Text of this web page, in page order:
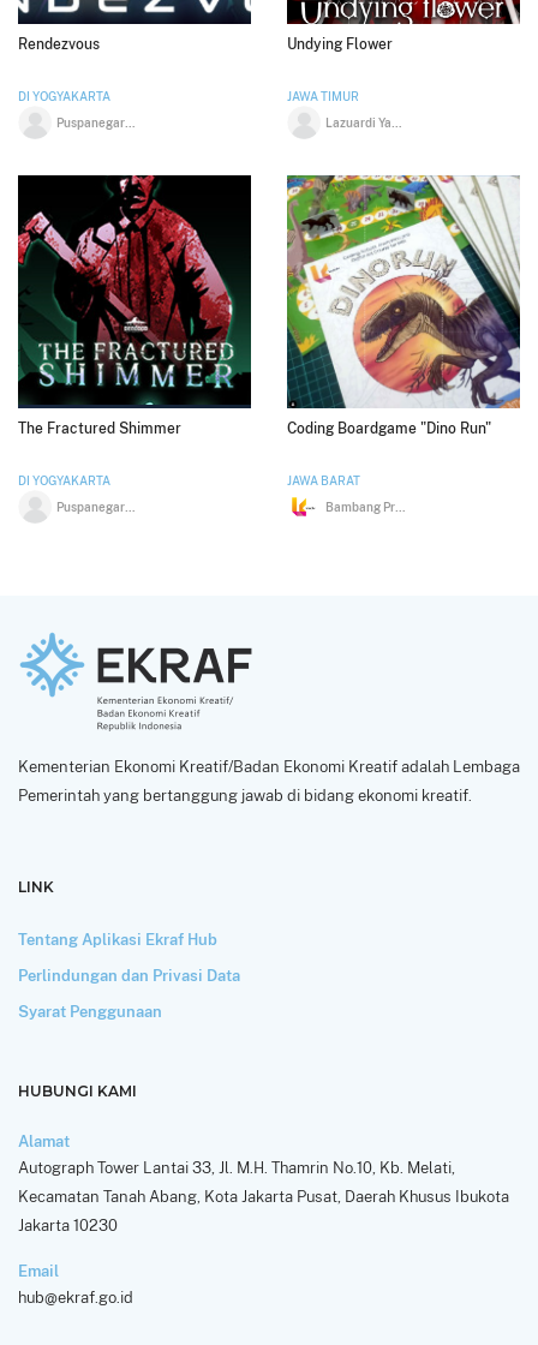
Rendezvous
DI YOGYAKARTA
Undying Flower
JAWA TIMUR
The Fractured Shimmer
DI YOGYAKARTA
Coding Boardgame "Dino Run"
JAWA BARAT
Kementerian Ekonomi Kreatif/Badan Ekonomi Kreatif adalah Lembaga
Pemerintah yang bertanggung jawab di bidang ekonomi kreatif.
LINK
Tentang Aplikasi Ekraf Hub
Perlindungan dan Privasi Data
Syarat Penggunaan
HUBUNGI KAMI
Alamat
Autograph Tower Lantai 33, Jl. M.H. Thamrin No.10, Kb. Melati,
Kecamatan Tanah Abang, Kota Jakarta Pusat, Daerah Khusus Ibukota
Jakarta 10230
Email
hub@ekraf.go.id